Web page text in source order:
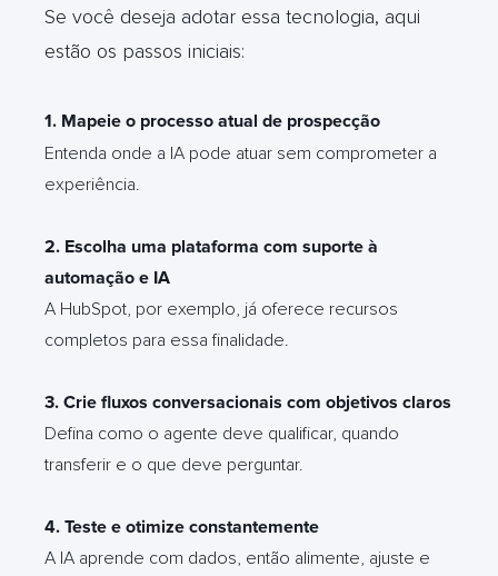
Se você deseja adotar essa tecnologia, aqui
estão os passos iniciais:
1. Mapeie o processo atual de prospecção
Entenda onde a IA pode atuar sem comprometer a
experiência.
2. Escolha uma plataforma com suporte à
automação e IA
A HubSpot, por exemplo, já oferece recursos
completos para essa finalidade.
3. Crie fluxos conversacionais com objetivos claros
Defina como o agente deve qualificar, quando
transferir e o que deve perguntar.
4. Teste e otimize constantemente
A IA aprende com dados, então alimente, ajuste e